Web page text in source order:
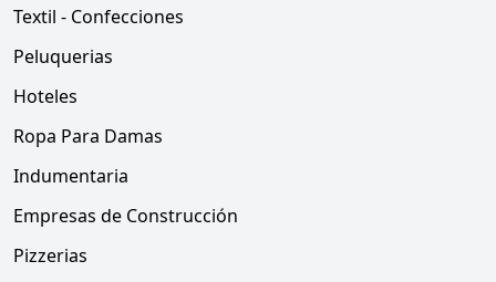
Textil - Confecciones
Peluquerias
Hoteles
Ropa Para Damas
Indumentaria
Empresas de Construcción
Pizzerias